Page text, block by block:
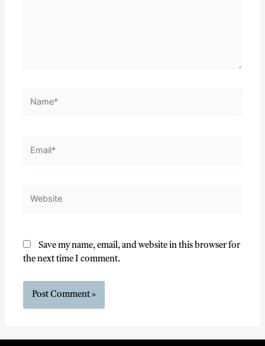
Save my name, email, and website in this browser for
the next time I comment.